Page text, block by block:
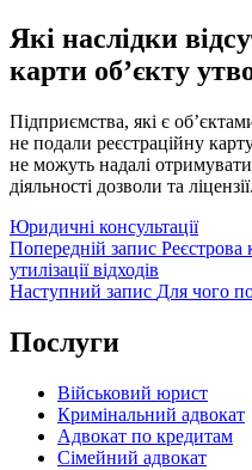
Які наслідки
карти об’єкту
Підприємства, які є
не подали реєстраційну
не можуть надалі
діяльності дозволи та ліцензії.
Категорії
Юридичні консультації
Навігація
записів
Попередній
запис
Попередній запис Реєстрова
утилізації відходів
Наступний
Наступний запис Для чого
Послуги
Військовий юрист
Кримінальний адвокат
Адвокат по кредитам
Сімейний адвокат